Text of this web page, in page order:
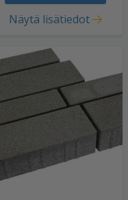
Näytä lisätiedot